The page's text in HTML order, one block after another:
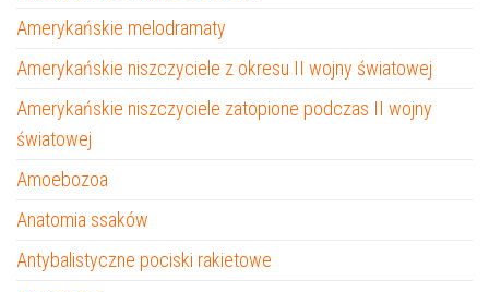
Amerykańskie melodramaty
Amerykańskie niszczyciele z okresu II wojny światowej
Amerykańskie niszczyciele zatopione podczas II wojny
światowej
Amoebozoa
Anatomia ssaków
Antybalistyczne pociski rakietowe